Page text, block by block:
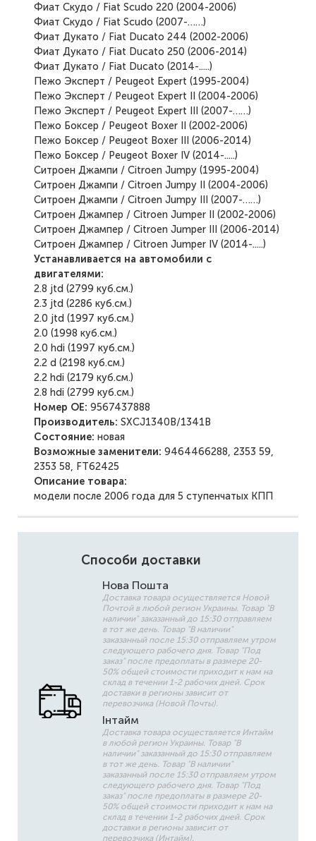
Фиат Скудо / Fiat Scudo 220 (2004-2006)
Фиат Скудо / Fiat Scudo (2007-……)
Фиат Дукато / Fiat Ducato 244 (2002-2006)
Фиат Дукато / Fiat Ducato 250 (2006-2014)
Фиат Дукато / Fiat Ducato (2014-.....)
Пежо Эксперт / Peugeot Expert (1995-2004)
Пежо Эксперт / Peugeot Expert II (2004-2006)
Пежо Эксперт / Peugeot Expert III (2007-……)
Пежо Боксер / Peugeot Boxer II (2002-2006)
Пежо Боксер / Peugeot Boxer III (2006-2014)
Пежо Боксер / Peugeot Boxer IV (2014-.....)
Ситроен Джампи / Citroen Jumpy (1995-2004)
Ситроен Джампи / Citroen Jumpy II (2004-2006)
Ситроен Джампи / Citroen Jumpy III (2007-……)
Ситроен Джампер / Citroen Jumper II (2002-2006)
Ситроен Джампер / Citroen Jumper III (2006-2014)
Ситроен Джампер / Citroen Jumper IV (2014-.....)
Устанавливается на автомобили с
двигателями:
2.8 jtd (2799 куб.см.)
2.3 jtd (2286 куб.см.)
2.0 jtd (1997 куб.см.)
2.0 (1998 куб.см.)
2.0 hdi (1997 куб.см.)
2.2 d (2198 куб.см.)
2.2 hdi (2179 куб.см.)
2.8 hdi (2799 куб.см.)
Номер ОЕ: 9567437888
Производитель: SXCJ1340B/1341B
Состояние: новая
Возможные заменители: 9464466288, 2353 59,
2353 58, FT62425
Описание товара:
модели после 2006 года для 5 ступенчатых КПП
Способи доставки
Нова Пошта
Доставка товара осуществляется Новой
Почтой в любой регион Украины. Товар "В
наличии" заказанный до 15:30 отправляем
в тот же день. Товар "В наличии"
заказанный после 15:30 отправляем утром
следующего рабочего дня. Товар "Под
заказ" после предоплаты в размере 20-
50% общей стоимости приходит к нам на
склад в течении 1-2 рабочих дней. Срок
доставки в регионы зависит от
перевозчика (Новой Почты).
Інтайм
Доставка товара осуществляется Интайм
в любой регион Украины. Товар "В
наличии" заказанный до 15:30 отправляем
в тот же день. Товар "В наличии"
заказанный после 15:30 отправляем утром
следующего рабочего дня. Товар "Под
заказ" после предоплаты в размере 20-
50% общей стоимости приходит к нам на
склад в течении 1-2 рабочих дней. Срок
доставки в регионы зависит от
перевозчика (Интайм).